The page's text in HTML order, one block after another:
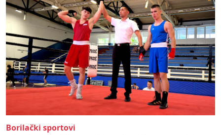
Borilački sportovi